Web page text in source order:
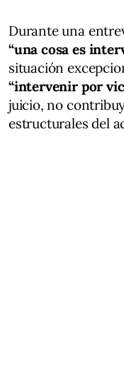
Durante una
“una cosa es
situación
“intervenir por
juicio, no
estructurales del